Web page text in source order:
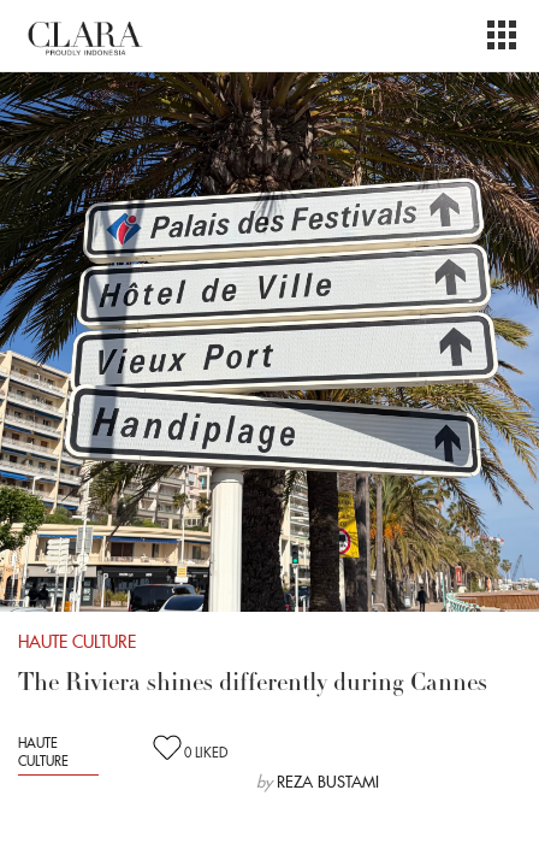
HAUTE CULTURE
The Riviera shines differently during Cannes
HAUTE
CULTURE
0 LIKED
by REZA BUSTAMI